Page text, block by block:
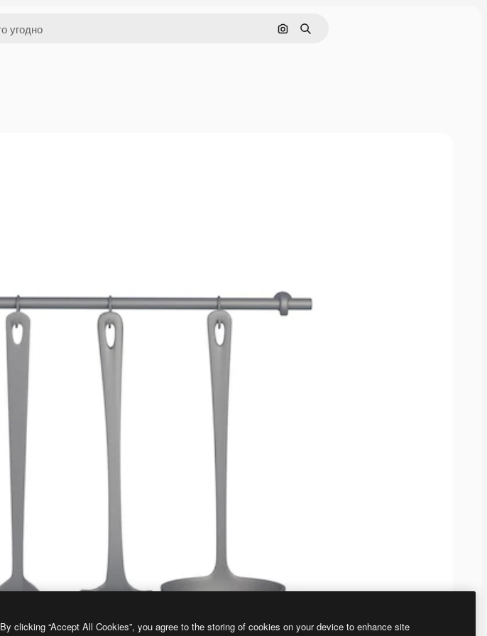
Поиск по изображению
Поиск
By clicking “Accept All Cookies”, you agree to the storing of cookies on your device to enhance site